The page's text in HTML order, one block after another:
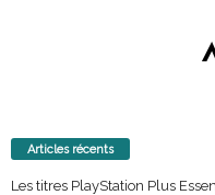
Articles récents
Les titres PlayStation Plus